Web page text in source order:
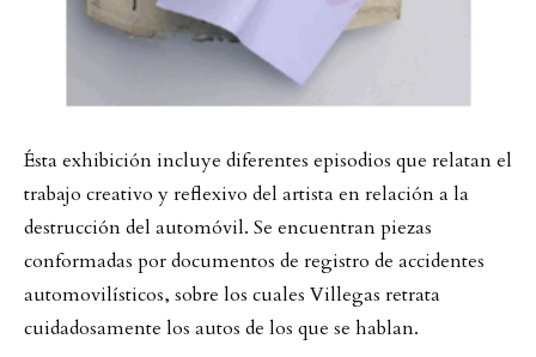
Ésta exhibición incluye diferentes episodios que relatan el
trabajo creativo y reflexivo del artista en relación a la
destrucción del automóvil. Se encuentran piezas
conformadas por documentos de registro de accidentes
automovilísticos, sobre los cuales Villegas retrata
cuidadosamente los autos de los que se hablan.